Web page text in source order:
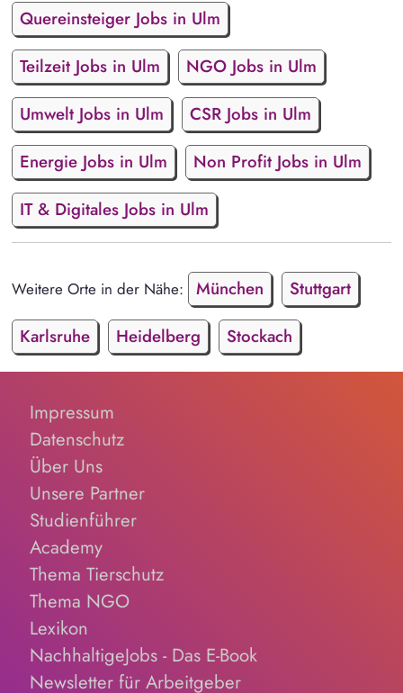
Quereinsteiger Jobs in Ulm
Teilzeit Jobs in Ulm
NGO Jobs in Ulm
Umwelt Jobs in Ulm
CSR Jobs in Ulm
Energie Jobs in Ulm
Non Profit Jobs in Ulm
IT & Digitales Jobs in Ulm
Weitere Orte in der Nähe: München
Stuttgart
Karlsruhe
Heidelberg Stockach
Impressum
Datenschutz
Über Uns
Unsere Partner
Studienführer
Academy
Thema Tierschutz
Thema NGO
Lexikon
NachhaltigeJobs - Das E-Book
Newsletter für Arbeitgeber